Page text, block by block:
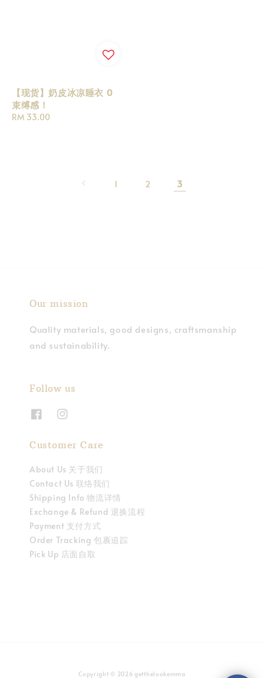
【现货】奶皮冰凉睡衣 0
束缚感！
Regular
RM 33.00
1 2 3
Our mission
Quality materials, good designs, craftsmanship
and sustainability.
Follow us
Customer Care
About Us 关于我们
Contact Us 联络我们
Shipping Info 物流详情
Exchange & Refund 退换流程
Payment 支付方式
Order Tracking 包裹追踪
Pick Up 店面自取
Copyright © 2026 getthelookemma